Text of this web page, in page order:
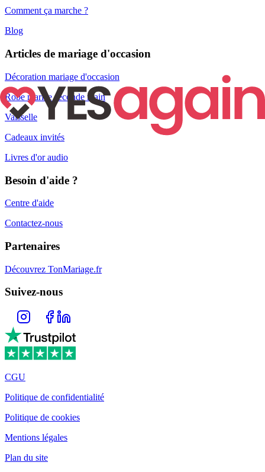
Comment ça marche ?
Blog
Articles de mariage d'occasion
Décoration mariage d'occasion
Robe mariée seconde main
Vaisselle
Cadeaux invités
Livres d'or audio
Besoin d'aide ?
Centre d'aide
Contactez-nous
Partenaires
Découvrez TonMariage.fr
Suivez-nous
CGU
Politique de confidentialité
Politique de cookies
Mentions légales
Plan du site